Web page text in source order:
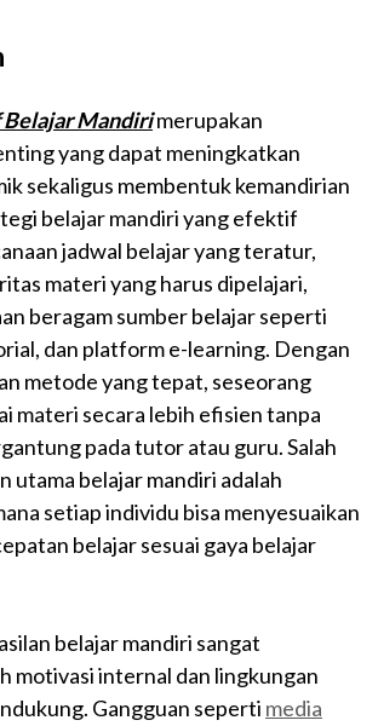
Mandirimerupakan
yang dapat meningkatkan
sekaligus membentuk kemandirian
belajar mandiri yang efektif
jadwal belajar yang teratur,
materi yang harus dipelajari,
beragam sumber belajar seperti
dan platform e-learning. Dengan
metode yang tepat, seseorang
materi secara lebih efisien tanpa
pada tutor atau guru. Salah
utama belajar mandiri adalah
setiap individu bisa menyesuaikan
belajar sesuai gaya belajar
belajar mandiri sangat
motivasi internal dan lingkungan
Gangguan seperti media